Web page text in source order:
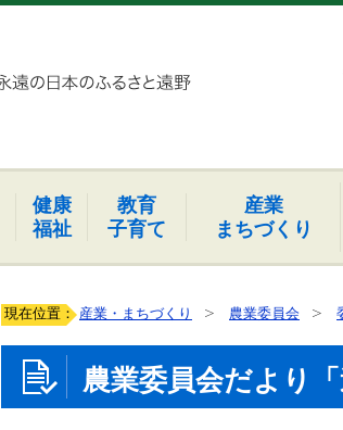
健康
福祉
教育
子育て
産業
まちづくり
現在位置： 産業・まちづくり 農業委員会
農業委員会だより「